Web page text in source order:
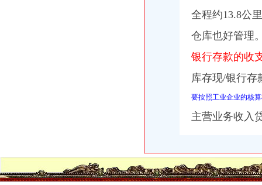
全程约13.8公
仓库也好管理
银行存款的收
库存现/银行存
要按照工业企业的核
主营业务收入